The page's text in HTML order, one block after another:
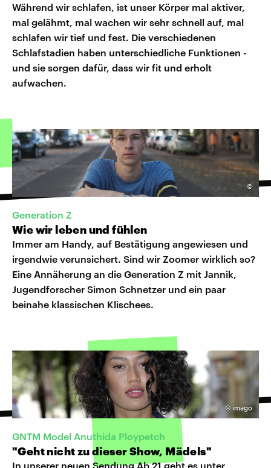
Während wir schlafen, ist unser Körper mal aktiver,
mal gelähmt, mal wachen wir sehr schnell auf, mal
schlafen wir tief und fest. Die verschiedenen
Schlafstadien haben unterschiedliche Funktionen -
und sie sorgen dafür, dass wir fit und erholt
aufwachen.
©
Generation Z
Wie wir leben und fühlen
Immer am Handy, auf Bestätigung angewiesen und
irgendwie verunsichert. Sind wir Zoomer wirklich so?
Eine Annäherung an die Generation Z mit Jannik,
Jugendforscher Simon Schnetzer und ein paar
beinahe klassischen Klischees.
© imago
GNTM Model Anuthida Ploypetch
"Geht nicht zu dieser Show, Mädels"
In unserer neuen Sendung Ab 21 geht es unter